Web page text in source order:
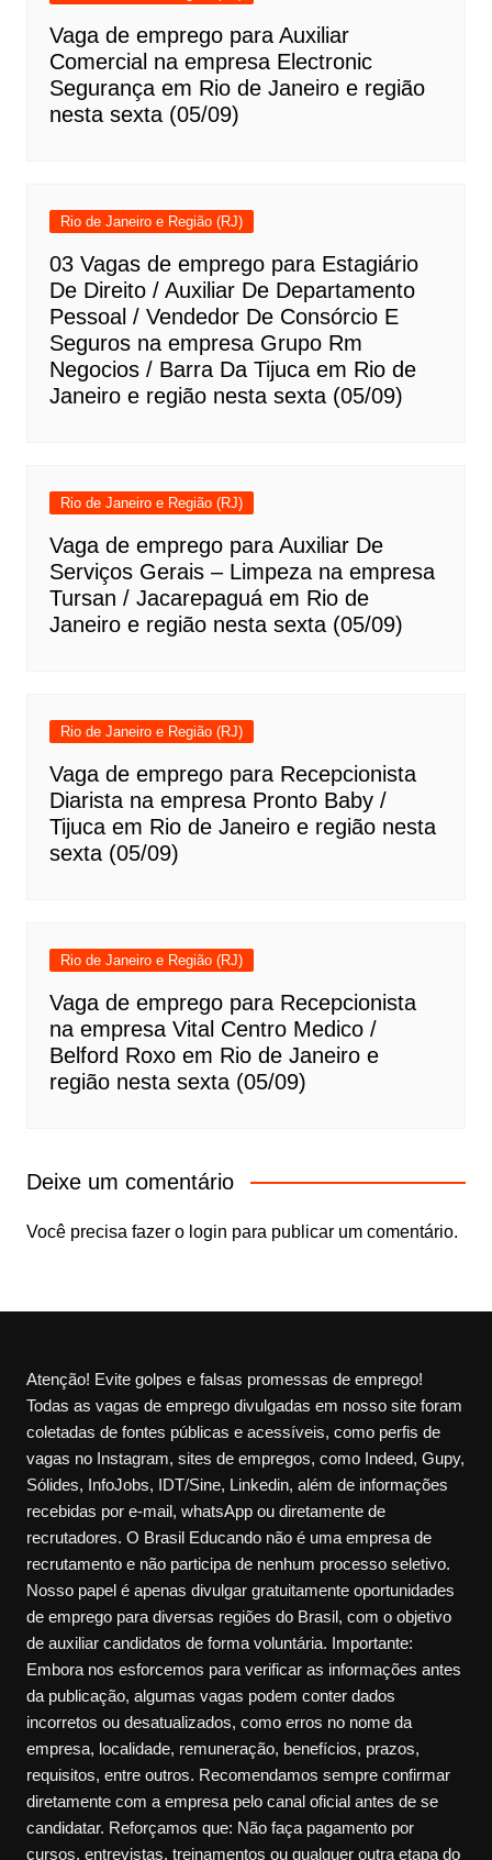
Vaga de emprego para Auxiliar
Comercial na empresa Electronic
Segurança em Rio de Janeiro e região
nesta sexta (05/09)
Rio de Janeiro e Região (RJ)
03 Vagas de emprego para Estagiário
De Direito / Auxiliar De Departamento
Pessoal / Vendedor De Consórcio E
Seguros na empresa Grupo Rm
Negocios / Barra Da Tijuca em Rio de
Janeiro e região nesta sexta (05/09)
Rio de Janeiro e Região (RJ)
Vaga de emprego para Auxiliar De
Serviços Gerais – Limpeza na empresa
Tursan / Jacarepaguá em Rio de
Janeiro e região nesta sexta (05/09)
Rio de Janeiro e Região (RJ)
Vaga de emprego para Recepcionista
Diarista na empresa Pronto Baby /
Tijuca em Rio de Janeiro e região nesta
sexta (05/09)
Rio de Janeiro e Região (RJ)
Vaga de emprego para Recepcionista
na empresa Vital Centro Medico /
Belford Roxo em Rio de Janeiro e
região nesta sexta (05/09)
Deixe um comentário
Você precisa fazer o login para publicar um comentário.
Atenção! Evite golpes e falsas promessas de emprego!
Todas as vagas de emprego divulgadas em nosso site foram
coletadas de fontes públicas e acessíveis, como perfis de
vagas no Instagram, sites de empregos, como Indeed, Gupy,
Sólides, InfoJobs, IDT/Sine, Linkedin, além de informações
recebidas por e-mail, whatsApp ou diretamente de
recrutadores. O Brasil Educando não é uma empresa de
recrutamento e não participa de nenhum processo seletivo.
Nosso papel é apenas divulgar gratuitamente oportunidades
de emprego para diversas regiões do Brasil, com o objetivo
de auxiliar candidatos de forma voluntária. Importante:
Embora nos esforcemos para verificar as informações antes
da publicação, algumas vagas podem conter dados
incorretos ou desatualizados, como erros no nome da
empresa, localidade, remuneração, benefícios, prazos,
requisitos, entre outros. Recomendamos sempre confirmar
diretamente com a empresa pelo canal oficial antes de se
candidatar. Reforçamos que: Não faça pagamento por
cursos, entrevistas, treinamentos ou qualquer outra etapa do